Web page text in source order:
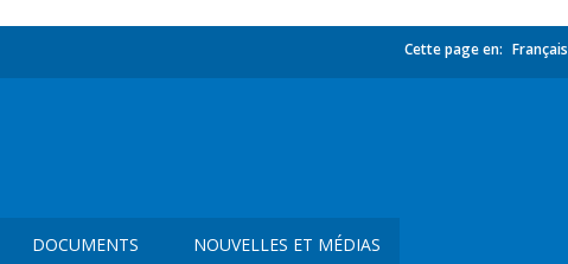
Cette page en: Français
DOCUMENTS NOUVELLES ET MÉDIAS